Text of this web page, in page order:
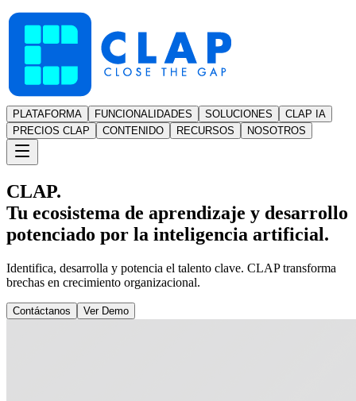
PLATAFORMA FUNCIONALIDADES SOLUCIONES
CLAP IA
PRECIOS CLAP
CONTENIDO RECURSOS NOSOTROS
CLAP.
Tu ecosistema de aprendizaje y desarrollo
potenciado por la inteligencia artificial.
Identifica, desarrolla y potencia el talento clave. CLAP transforma
brechas en crecimiento organizacional.
Contáctanos Ver Demo